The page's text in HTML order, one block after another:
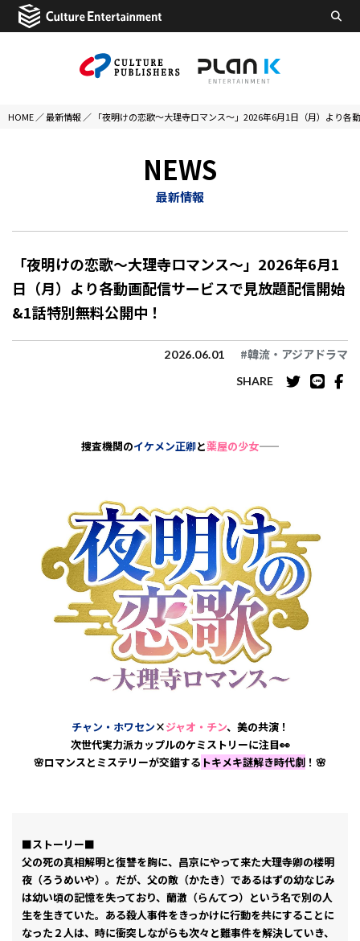
HOME ／最新情報 ／ 「夜明けの恋歌～大理寺ロマンス～」2026年6月1日（月）より
NEWS
最新情報
「夜明けの恋歌～大理寺ロマンス～」2026年6月1
日（月）より各動画配信サービスで見放題配信開始
&1話特別無料公開中！
2026.06.01 #韓流・アジアドラマ
SHARE
捜査機関のイケメン正卿と薬屋の少女——
チャン・ホワセン×ジャオ・チン、美の共演！
次世代実力派カップルのケミストリーに注目👀
🌸ロマンスとミステリーが交錯する トキメキ謎解き時代劇 ！🌸
■ストーリー■
父の死の真相解明と復讐を胸に、昌京にやって来た大理寺卿の楼明
夜（ろうめいや）。だが、父の敵（かたき）であるはずの幼なじみ
は幼い頃の記憶を失っており、蘭澈（らんてつ）という名で別の人
生を生きていた。ある殺人事件をきっかけに行動を共にすることに
なった２人は、時に衝突しながらも次々と難事件を解決していき、